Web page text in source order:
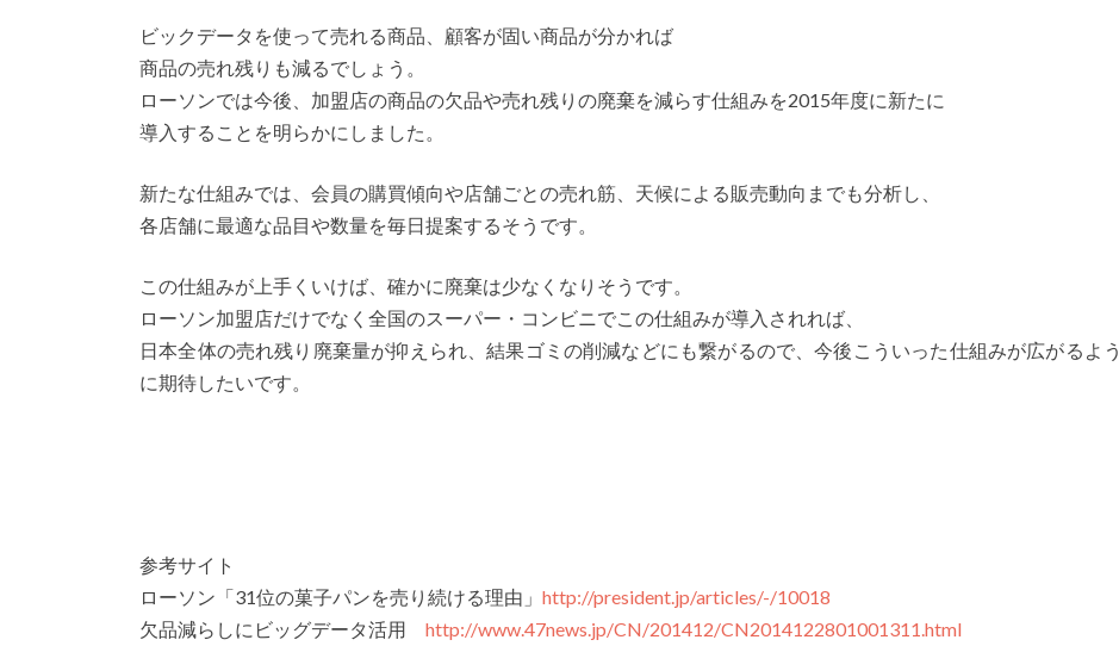
ビックデータを使って売れる商品、顧客が固い商品が分かれば
商品の売れ残りも減るでしょう。
ローソンでは今後、加盟店の商品の欠品や売れ残りの廃棄を減らす仕組みを2015年度に新たに
導入することを明らかにしました。
新たな仕組みでは、会員の購買傾向や店舗ごとの売れ筋、天候による販売動向までも分析し、
各店舗に最適な品目や数量を毎日提案するそうです。
この仕組みが上手くいけば、確かに廃棄は少なくなりそうです。
ローソン加盟店だけでなく全国のスーパー・コンビニでこの仕組みが導入されれば、
日本全体の売れ残り廃棄量が抑えられ、結果ゴミの削減などにも繋がるので、今後こういった仕組みが広がるよう
に期待したいです。
参考サイト
ローソン「31位の菓子パンを売り続ける理由」 http://president.jp/articles/-/10018
欠品減らしにビッグデータ活用 http://www.47news.jp/CN/201412/CN2014122801001311.html